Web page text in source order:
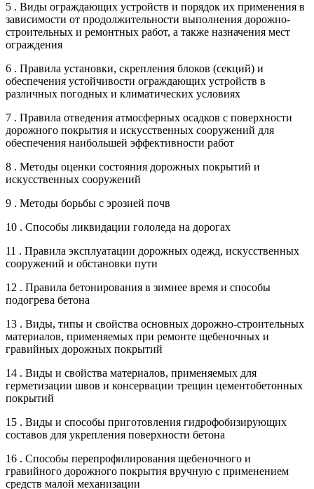
5 . Виды ограждающих устройств и порядок их применения в
зависимости от продолжительности выполнения дорожно-
строительных и ремонтных работ, а также назначения мест
ограждения
6 . Правила установки, скрепления блоков (секций) и
обеспечения устойчивости ограждающих устройств в
различных погодных и климатических условиях
7 . Правила отведения атмосферных осадков с поверхности
дорожного покрытия и искусственных сооружений для
обеспечения наибольшей эффективности работ
8 . Методы оценки состояния дорожных покрытий и
искусственных сооружений
9 . Методы борьбы с эрозией почв
10 . Способы ликвидации гололеда на дорогах
11 . Правила эксплуатации дорожных одежд, искусственных
сооружений и обстановки пути
12 . Правила бетонирования в зимнее время и способы
подогрева бетона
13 . Виды, типы и свойства основных дорожно-строительных
материалов, применяемых при ремонте щебеночных и
гравийных дорожных покрытий
14 . Виды и свойства материалов, применяемых для
герметизации швов и консервации трещин цементобетонных
покрытий
15 . Виды и способы приготовления гидрофобизирующих
составов для укрепления поверхности бетона
16 . Способы перепрофилирования щебеночного и
гравийного дорожного покрытия вручную с применением
средств малой механизации